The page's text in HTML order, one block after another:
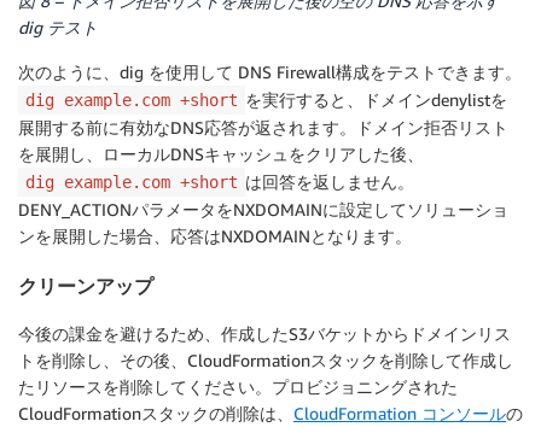
dig テスト
次のように、dig を使用して DNS Firewall構成をテストできます。
dig example.com +short を実行すると、ドメインdenylistを
展開する前に有効なDNS応答が返されます。ドメイン拒否リスト
を展開し、ローカルDNSキャッシュをクリアした後、
dig example.com +short は回答を返しません。
DENY_ACTIONパラメータをNXDOMAINに設定してソリューショ
ンを展開した場合、応答はNXDOMAINとなります。
クリーンアップ
今後の課金を避けるため、作成したS3バケットからドメインリス
トを削除し、その後、CloudFormationスタックを削除して作成し
たリソースを削除してください。プロビジョニングされた
CloudFormationスタックの削除は、 CloudFormation コンソールの